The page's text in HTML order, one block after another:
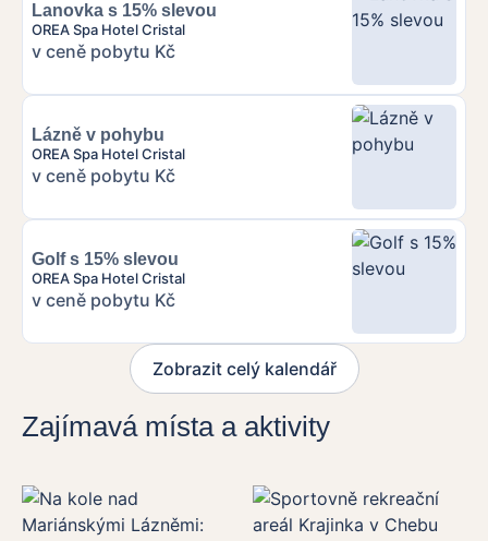
Lanovka s 15% slevou
OREA Spa Hotel Cristal
v ceně pobytu Kč
Lázně v pohybu
OREA Spa Hotel Cristal
v ceně pobytu Kč
Golf s 15% slevou
OREA Spa Hotel Cristal
v ceně pobytu Kč
Zobrazit celý kalendář
Zajímavá místa a aktivity